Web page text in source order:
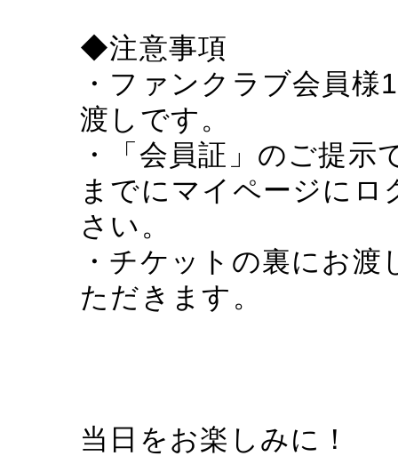
◆注意事項
・ファンクラブ会員
渡しです。
・「会員証」のご提
までにマイページに
さい。
・チケットの裏にお
ただきます。
当日をお楽しみに！